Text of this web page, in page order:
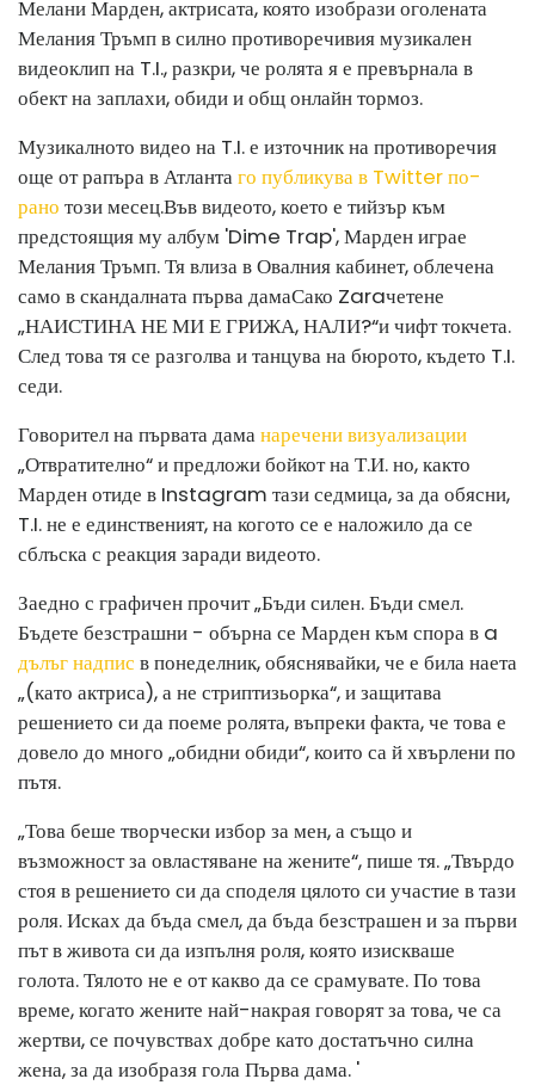
Мелани Марден, актрисата, която изобрази оголената
Мелания Тръмп в силно противоречивия музикален
видеоклип на T.I., разкри, че ролята я е превърнала в
обект на заплахи, обиди и общ онлайн тормоз.
Музикалното видео на T.I. е източник на противоречия
още от рапъра в Атлантаго публикува в Twitter по-
рано този месец.Във видеото, което е тийзър към
предстоящия му албум 'Dime Trap', Марден играе
Мелания Тръмп. Тя влиза в Овалния кабинет, облечена
само в скандалната първа дамаСако Zaraчетене
„НАИСТИНА НЕ МИ Е ГРИЖА, НАЛИ?“и чифт токчета.
След това тя се разголва и танцува на бюрото, където T.I.
седи.
Говорител на първата даманаречени визуализации
„Отвратително“ и предложи бойкот на Т.И. но, както
Марден отиде в Instagram тази седмица, за да обясни,
T.I. не е единственият, на когото се е наложило да се
сблъска с реакция заради видеото.
Заедно с графичен прочит „Бъди силен. Бъди смел.
Бъдете безстрашни - обърна се Марден към спора в a
дълъг надпис в понеделник, обяснявайки, че е била наета
„(като актриса), а не стриптизьорка“, и защитава
решението си да поеме ролята, въпреки факта, че това е
довело до много „обидни обиди“, които са й хвърлени по
пътя.
„Това беше творчески избор за мен, а също и
възможност за овластяване на жените“, пише тя. „Твърдо
стоя в решението си да споделя цялото си участие в тази
роля. Исках да бъда смел, да бъда безстрашен и за първи
път в живота си да изпълня роля, която изискваше
голота. Тялото не е от какво да се срамувате. По това
време, когато жените най-накрая говорят за това, че са
жертви, се почувствах добре като достатъчно силна
жена, за да изобразя гола Първа дама. '